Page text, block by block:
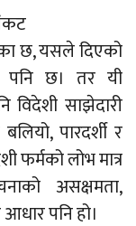
छ, यसले दिएको
पनि छ। तर यी
साझेदारी
पारदर्शी र
फर्मको लोभ मात्र
असक्षमता,
पनि हो।